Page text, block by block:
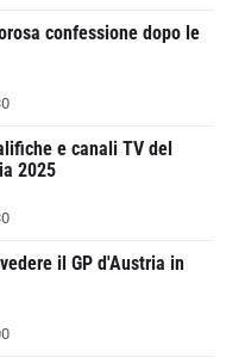
confessione dopo le
e canali TV del
2025
il GP d'Austria in